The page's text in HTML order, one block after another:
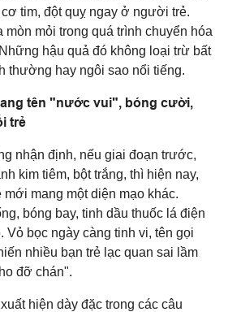
tim, đột quỵ ngay ở người trẻ.
mòn mỏi trong quá trình chuyển hóa
hậu quả đó không loại trừ bất
thường hay ngôi sao nổi tiếng.
tên "nước vui", bóng cười,
trẻ
nhận định, nếu giai đoạn trước,
kim tiêm, bột trắng, thì hiện nay,
mới mang một diện mạo khác.
bóng bay, tinh dầu thuốc lá điện
Vỏ bọc ngày càng tinh vi, tên gọi
nhiều bạn trẻ lạc quan sai lầm
đỡ chán".
hiện dày đặc trong các câu